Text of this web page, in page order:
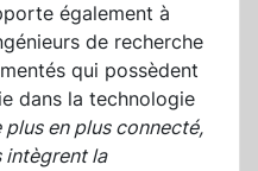
également à
de recherche
qui possèdent
dans la technologie
plus en plus connecté,
intègrent la